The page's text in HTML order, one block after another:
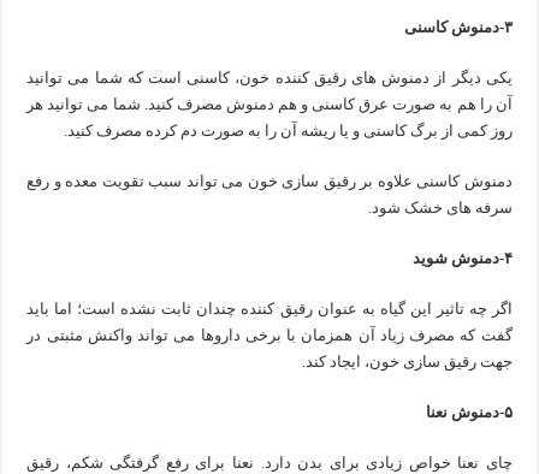
۳-دمنوش کاسنی
یکی دیگر از دمنوش های رقیق کننده خون، کاسنی است که شما می توانید
آن را هم به صورت عرق کاسنی و هم دمنوش مصرف کنید. شما می توانید هر
روز کمی از برگ کاسنی و یا ریشه آن را به صورت دم کرده مصرف کنید.
دمنوش کاسنی علاوه بر رقیق سازی خون می تواند سبب تقویت معده و رفع
سرفه های خشک شود.
۴-دمنوش شوید
اگر چه تاثیر این گیاه به عنوان رقیق کننده چندان ثابت نشده است؛ اما باید
گفت که مصرف زیاد آن همزمان با برخی داروها می تواند واکنش مثبتی در
جهت رقیق سازی خون، ایجاد کند.
۵-دمنوش نعنا
چای نعنا خواص زیادی برای بدن دارد. نعنا برای رفع گرفتگی شکم، رقیق